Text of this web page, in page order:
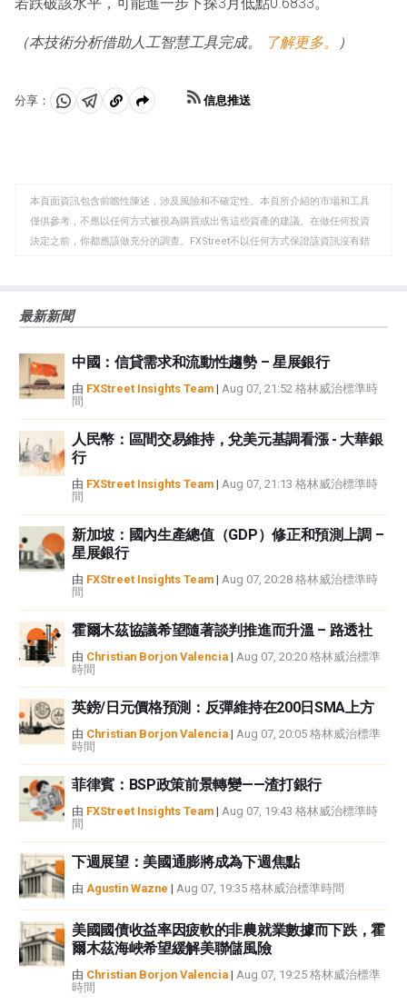
若跌破該水平，可能進一步下探3月低點0.6833。
（本技術分析借助人工智慧工具完成。 了解更多。 ）
分享：
分 分 複
板
信息推送
本頁面資訊包含前瞻性陳述，涉及風險和不確定性。本頁所介紹的市場和工具
僅供參考，不應以任何方式被視為購買或出售這些資產的建議。在做任何投資
決定之前，你都應該做充分的調查。FXStreet不以任何方式保證該資訊沒有錯
觀點，並不代表FXStreet或其廣告商的官方政策或立場。作者不對本頁連結的
如果文章正文中沒有明確提到，在撰寫本文時，作者在本文中提到的任何股票
中都沒有頭寸，也沒有與文中提到的任何公司有業務關係。除了FXStreet，作
者沒有收到撰寫這篇文章的報酬。
FXStreet和作者不提供個性化的建議。作者對該資訊的準確性、完整性或適用
性不作任何陳述。FXStreet和作者將不承擔任何錯誤，遺漏或任何損失，傷害
或損害由此資訊及其顯示或使用引起的。錯誤和遺漏除外。本文作者和
FXStreet並非註冊投資顧問，本文內容無意提供任何投資建議。
最新新聞
中國：信貸需求和流動性趨勢 – 星展銀行
由 FXStreet Insights Team | Aug 07, 21:52 格林威治標準時
間
人民幣：區間交易維持，兌美元基調看漲 - 大華銀
行
由 FXStreet Insights Team | Aug 07, 21:13 格林威治標準時
間
新加坡：國內生產總值（GDP）修正和預測上調 –
星展銀行
由 FXStreet Insights Team | Aug 07, 20:28 格林威治標準時
間
霍爾木茲協議希望隨著談判推進而升溫 – 路透社
由 Christian Borjon Valencia | Aug 07, 20:20 格林威治標準
時間
英鎊/日元價格預測：反彈維持在200日SMA上方
由 Christian Borjon Valencia | Aug 07, 20:05 格林威治標準
時間
菲律賓：BSP政策前景轉變——渣打銀行
由 FXStreet Insights Team | Aug 07, 19:43 格林威治標準時
間
下週展望：美國通膨將成為下週焦點
由 Agustin Wazne | Aug 07, 19:35 格林威治標準時間
美國國債收益率因疲軟的非農就業數據而下跌，霍
爾木茲海峽希望緩解美聯儲風險
由 Christian Borjon Valencia | Aug 07, 19:25 格林威治標準
時間